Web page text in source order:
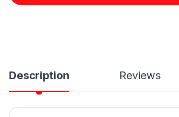
Description Reviews